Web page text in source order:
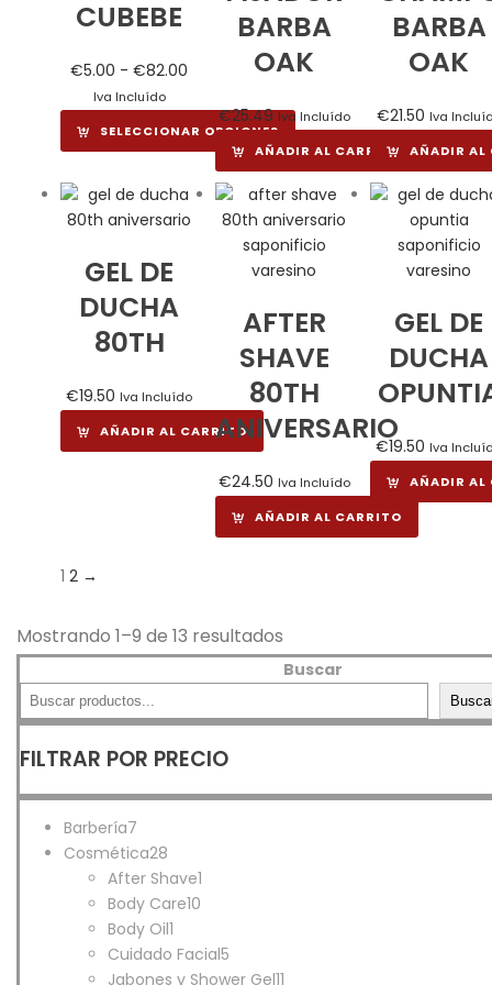
CUBEBE
€5.00 - €82.00
precios:
desde
€5.00
hasta
€82.00
Iva Incluído
SELECCIONAR OPCIONES
BARBA
OAK
€25.49 Iva Incluído
AÑADIR AL CARRITO
BARBA
OAK
€21.50 Iva
AÑADIR AL
GEL DE
DUCHA
80TH
€19.50 Iva Incluído
AÑADIR AL CARRITO
AFTER
SHAVE
80TH
ANIVERSARIO
€24.50 Iva Incluído
AÑADIR AL CARRITO
GEL DE
DUCHA
€19.50 Iva
AÑADIR AL
1 2 →
Mostrando 1–9 de 13 resultados
por
los
últimos
Buscar
FILTRAR POR PRECIO
Barbería7
productos
Cosmética28
productos
After Shave1
Body Care10
Body Oil1
producto
Cuidado Facial5
productos
Jabones y Shower Gel11